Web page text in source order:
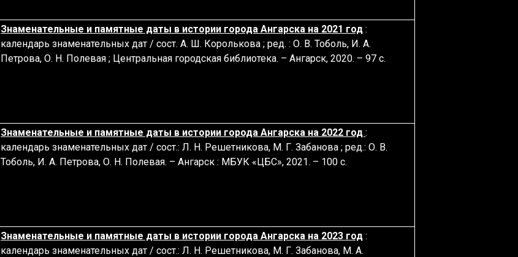
Знаменательные и памятные даты в истории города Ангарска на 2021 год :
календарь знаменательных дат / сост. А. Ш. Королькова ; ред. : О. В. Тоболь, И. А.
Петрова, О. Н. Полевая ; Центральная городская библиотека. – Ангарск, 2020. – 97 с.
Знаменательные и памятные даты в истории города Ангарска на 2022 год:
календарь знаменательных дат / сост.: Л. Н. Решетникова, М. Г. Забанова ; ред.: О. В.
Тоболь, И. А. Петрова, О. Н. Полевая. – Ангарск : МБУК «ЦБС», 2021. – 100 с.
Знаменательные и памятные даты в истории города Ангарска на 2023 год :
календарь знаменательных дат / сост.: Л. Н. Решетникова, М. Г. Забанова, М. А.